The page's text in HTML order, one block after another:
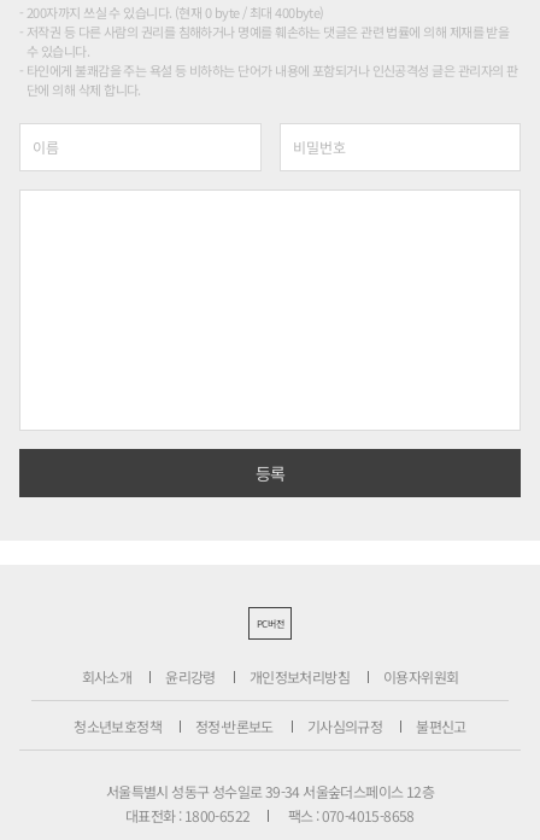
200자까지 쓰실 수 있습니다. (현재 0 byte / 최대 400byte)
저작권 등 다른 사람의 권리를 침해하거나 명예를 훼손하는 댓글은 관련 법률에 의해 제재를 받을
수 있습니다.
타인에게 불쾌감을 주는 욕설 등 비하하는 단어가 내용에 포함되거나 인신공격성 글은 관리자의 판
단에 의해 삭제 합니다.
PC버전
회사소개 윤리강령 개인정보처리방침 이용자위원회
청소년보호정책 정정·반론보도 기사심의규정 불편신고
서울특별시 성동구 성수일로 39-34 서울숲더스페이스 12층
대표전화 : 1800-6522
팩스 : 070-4015-8658